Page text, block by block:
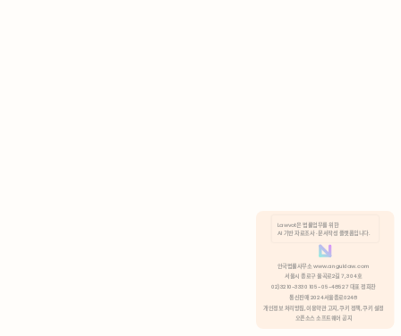
분석 쿠키 허용
Lawvot은 법률업무를 위한
AI 기반 자료조사 · 문서작성 플랫폼입니다.
안국법률사무소 www.anguklaw.com
서울시 종로구 율곡로2길 7, 304호
02)3210-3330 105-05-48527 대표 정희찬
통신판매 2024서울종로0248
개인정보 처리방침, 이용약관 고지, 쿠키 정책, 쿠키 설정
오픈소스 소프트웨어 공지